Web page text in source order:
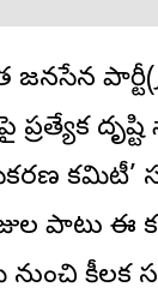
జనసేన పార్టీ
కమిటీ’
పాటు ఈ
నుంచి